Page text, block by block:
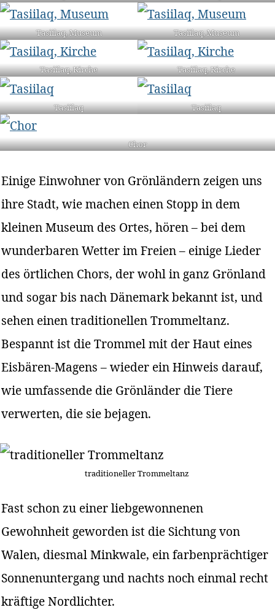
Tasiilaq, Museum Tasiilaq, Museum
Tasiilaq, Kirche Tasiilaq, Kirche
Tasiilaq Tasiilaq
Chor
Einige Einwohner von Grönländern zeigen uns
ihre Stadt, wie machen einen Stopp in dem
kleinen Museum des Ortes, hören – bei dem
wunderbaren Wetter im Freien – einige Lieder
des örtlichen Chors, der wohl in ganz Grönland
und sogar bis nach Dänemark bekannt ist, und
sehen einen traditionellen Trommeltanz.
Bespannt ist die Trommel mit der Haut eines
Eisbären-Magens – wieder ein Hinweis darauf,
wie umfassende die Grönländer die Tiere
verwerten, die sie bejagen.
traditioneller Trommeltanz
Fast schon zu einer liebgewonnenen
Gewohnheit geworden ist die Sichtung von
Walen, diesmal Minkwale, ein farbenprächtiger
Sonnenuntergang und nachts noch einmal recht
kräftige Nordlichter.